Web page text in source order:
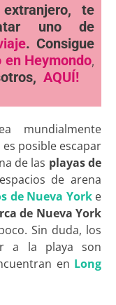
te
uno de
. Consigue
en Heymondo,
AQUÍ!
mundialmente
posible escapar
de las playas de
de arena
de Nueva Yorke
de Nueva York
Sin duda, los
a la playa son
en Long